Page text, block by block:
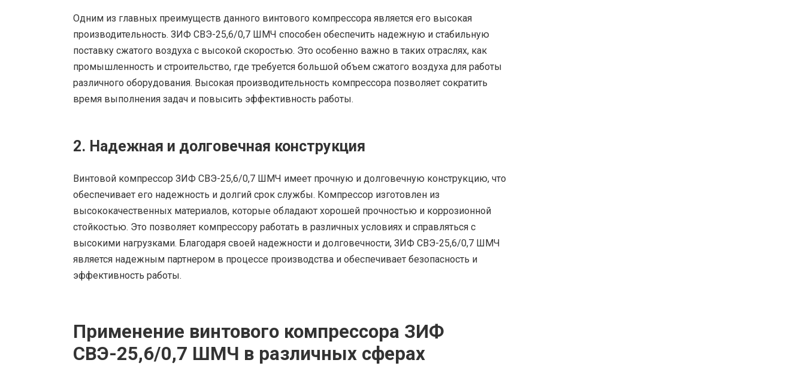
Одним из главных преимуществ данного винтового компрессора является его высокая
производительность. ЗИФ СВЭ-25,6/0,7 ШМЧ способен обеспечить надежную и стабильную
поставку сжатого воздуха с высокой скоростью. Это особенно важно в таких отраслях, как
промышленность и строительство, где требуется большой объем сжатого воздуха для работы
различного оборудования. Высокая производительность компрессора позволяет сократить
время выполнения задач и повысить эффективность работы.
2. Надежная и долговечная конструкция
Винтовой компрессор ЗИФ СВЭ-25,6/0,7 ШМЧ имеет прочную и долговечную конструкцию, что
обеспечивает его надежность и долгий срок службы. Компрессор изготовлен из
высококачественных материалов, которые обладают хорошей прочностью и коррозионной
стойкостью. Это позволяет компрессору работать в различных условиях и справляться с
высокими нагрузками. Благодаря своей надежности и долговечности, ЗИФ СВЭ-25,6/0,7 ШМЧ
является надежным партнером в процессе производства и обеспечивает безопасность и
эффективность работы.
Применение винтового компрессора ЗИФ
СВЭ-25,6/0,7 ШМЧ в различных сферах